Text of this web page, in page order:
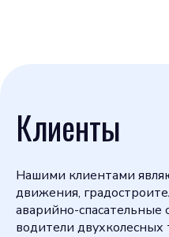
Клиенты
Нашими клиентами
движения,
аварийно-
водители двухколесных